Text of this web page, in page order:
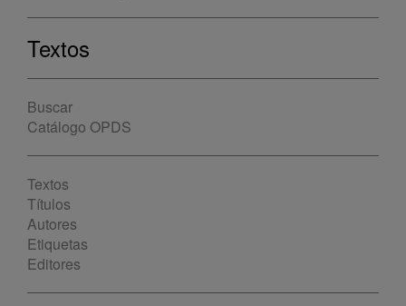
Textos
Buscar
Catálogo OPDS
Textos
Títulos
Autores
Etiquetas
Editores